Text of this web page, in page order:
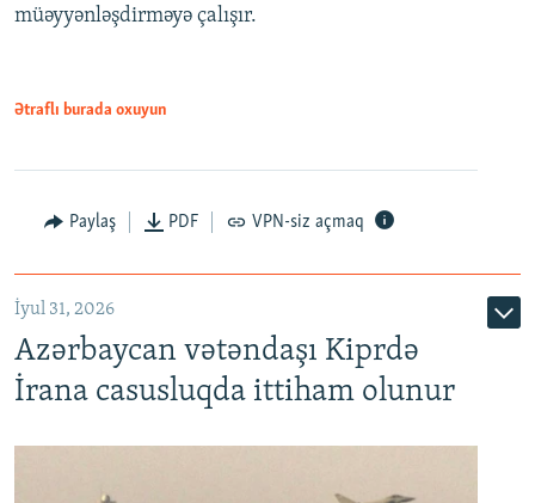
müəyyənləşdirməyə çalışır.
Ətraflı burada oxuyun
Paylaş PDF VPN-siz açmaq
İyul 31, 2026
Azərbaycan vətəndaşı Kiprdə
İrana casusluqda ittiham olunur